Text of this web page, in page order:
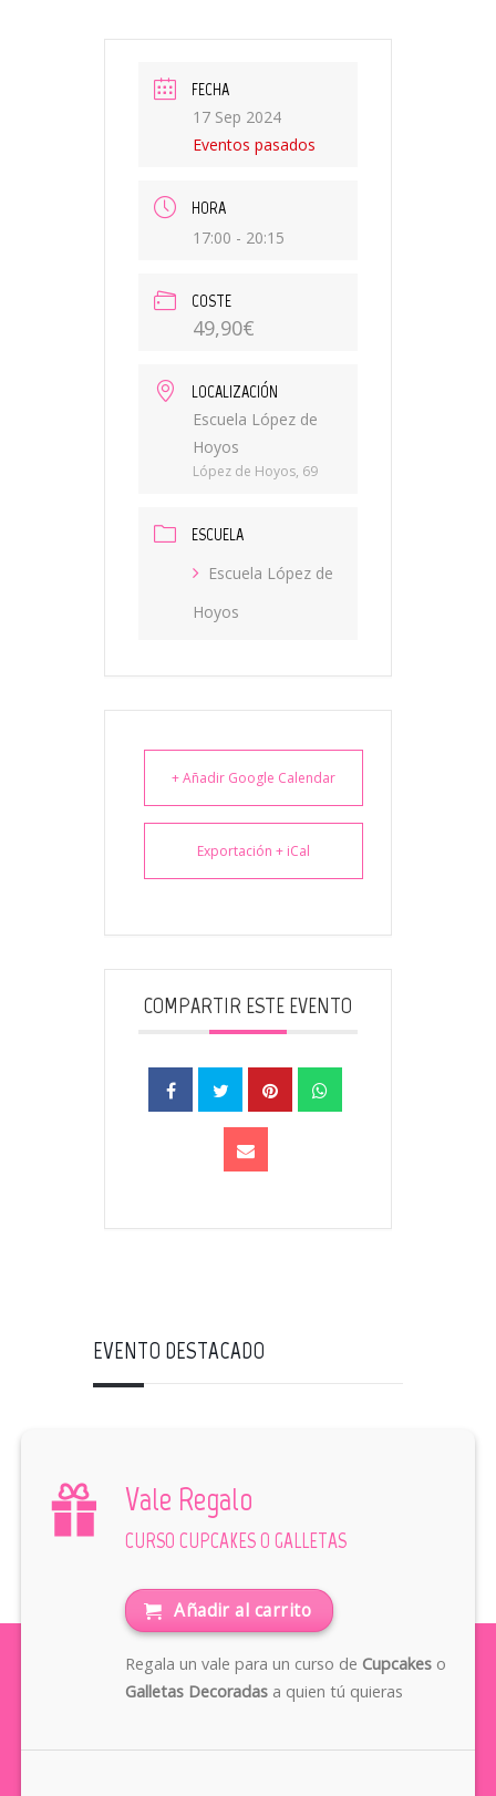
FECHA
17 Sep 2024
Eventos pasados
HORA
17:00 - 20:15
COSTE
49,90€
LOCALIZACIÓN
Escuela López de
Hoyos
López de Hoyos, 69
ESCUELA
Escuela López de
Hoyos
+ Añadir Google Calendar
Exportación + iCal
COMPARTIR ESTE EVENTO
EVENTO DESTACADO
Vale Regalo
CURSO CUPCAKES O GALLETAS
Añadir al carrito
Regala un vale para un curso de Cupcakeso
Galletas Decoradasa quien tú quieras